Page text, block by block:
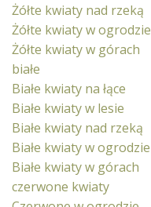
Żółte kwiaty nad rzeką
Żółte kwiaty w ogrodzie
Żółte kwiaty w górach
białe
Białe kwiaty na łące
Białe kwiaty w lesie
Białe kwiaty nad rzeką
Białe kwiaty w ogrodzie
Białe kwiaty w górach
czerwone kwiaty